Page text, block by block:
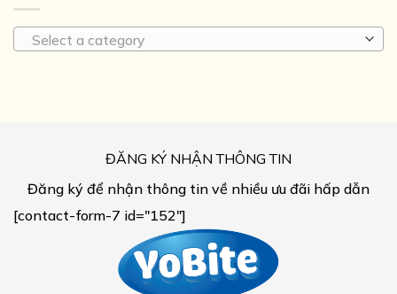
Select a category
ĐĂNG KÝ NHẬN THÔNG TIN
Đăng ký để nhận thông tin về nhiều ưu đãi hấp dẫn
[contact-form-7 id="152"]